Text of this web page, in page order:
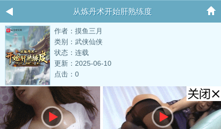
从炼丹术开始肝熟练度
作者：摸鱼三月
类别：武侠仙侠
状态：连载
更新：2025-06-10
点击：0